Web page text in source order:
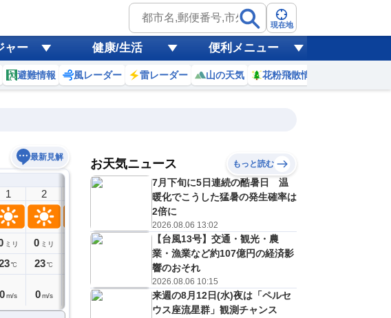
現在地
ャー 健康/生活 便利メニュー
避難情報 風レーダー 雷レーダー 山の天気 花粉飛散情報
最新見解
1
ミリ
℃
0 m/s
2
0 ミリ
23℃
0 m/s
5
ミリ
23℃
m/s
6
0ミリ
23 ℃
0m/s
7
0ミリ
1m/s
8
0ミリ
1 m/s
9
1
お天気ニュース もっと読む
7月下旬に5日連続の酷暑日 温
暖化でこうした猛暑の発生確率は
2倍に
2026.08.06 13:02
【台風13号】交通・観光・農
業・漁業など約107億円の経済影
響のおそれ
2026.08.06 10:15
来週の8月12日(水)夜は「ペルセ
ウス座流星群」観測チャンス